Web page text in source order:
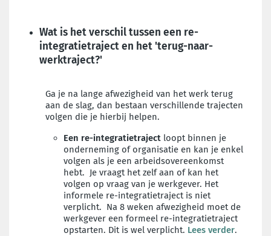
Wat is het verschil tussen een re-
integratietraject en het 'terug-naar-
werktraject?'
Ga je na lange afwezigheid van het werk terug
aan de slag, dan bestaan verschillende trajecten
volgen die je hierbij helpen.
Een re-integratietraject loopt binnen je
onderneming of organisatie en kan je enkel
volgen als je een arbeidsovereenkomst
hebt. Je vraagt het zelf aan of kan het
volgen op vraag van je werkgever. Het
informele re-integratietraject is niet
verplicht. Na 8 weken afwezigheid moet de
werkgever een formeel re-integratietraject
opstarten. Dit is wel verplicht. Lees verder.